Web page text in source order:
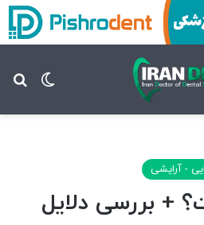
تغییر
- آرایشی
+ بررسی دلایل